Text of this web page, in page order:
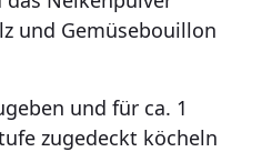
und Gemüsebouillon
und für ca. 1
zugedeckt köcheln